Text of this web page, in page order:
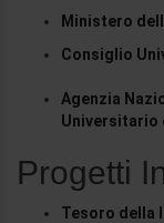
Ministero
Consiglio
Agenzia
Universitario
Progetti
Tesoro della